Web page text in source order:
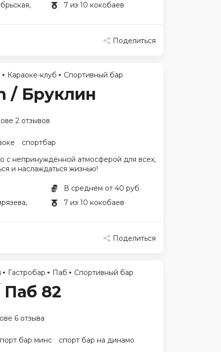
7 из 10 кокобаев
Поделиться
Караоке-клуб Спортивный бар
/ Бруклин
2 отзывов
спортбар
с непринуждённой атмосферой для всех,
и наслаждаться жизнью!
В среднем от 40 руб.
7 из 10 кокобаев
Поделиться
Гастробар Паб Спортивный бар
Паб 82
6 отзыва
бар минс
спорт бар на динамо